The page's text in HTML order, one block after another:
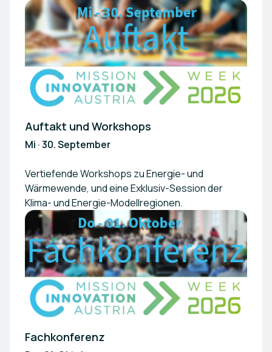
Auftakt und Workshops
Mi · 30. September
Vertiefende Workshops zu Energie- und
Wärmewende, und eine Exklusiv-Session der
Klima- und Energie-Modellregionen.
Fachkonferenz